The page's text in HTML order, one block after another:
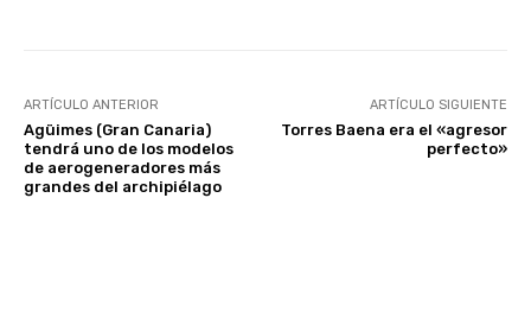
ARTÍCULO ANTERIOR
Agüimes (Gran Canaria)
tendrá uno de los modelos
de aerogeneradores más
grandes del archipiélago
ARTÍCULO SIGUIENTE
Torres Baena era el «agresor
perfecto»